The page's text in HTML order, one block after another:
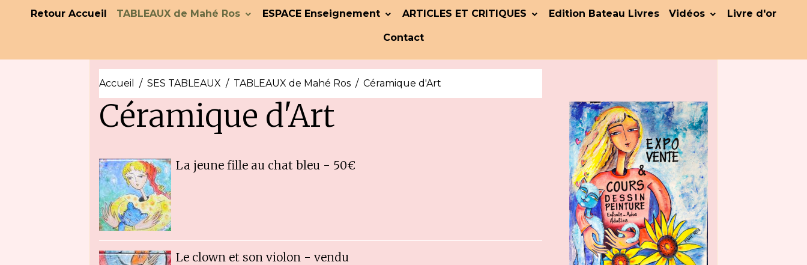
Retour Accueil TABLEAUX de Mahé Ros ESPACE Enseignement ARTICLES ET CRITIQUES Edition Bateau Livres Vidéos Livre d'or
Contact
Accueil SES TABLEAUX TABLEAUX de Mahé Ros Céramique d'Art
Céramique d'Art
La jeune fille au chat bleu - 50€
Le clown et son violon - vendu